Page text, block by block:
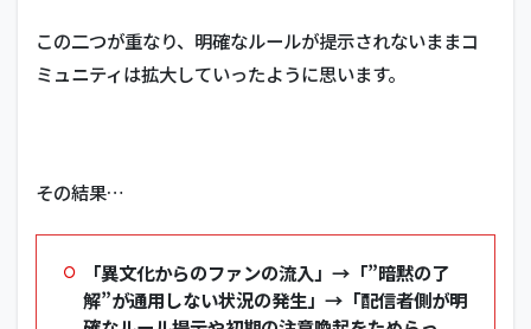
この二つが重なり、明確なルールが提示されないままコ
ミュニティは拡大していったように思います。
その結果…
「異文化からのファンの流入」→「”暗黙の了
解”が通用しない状況の発生」→「配信者側が明